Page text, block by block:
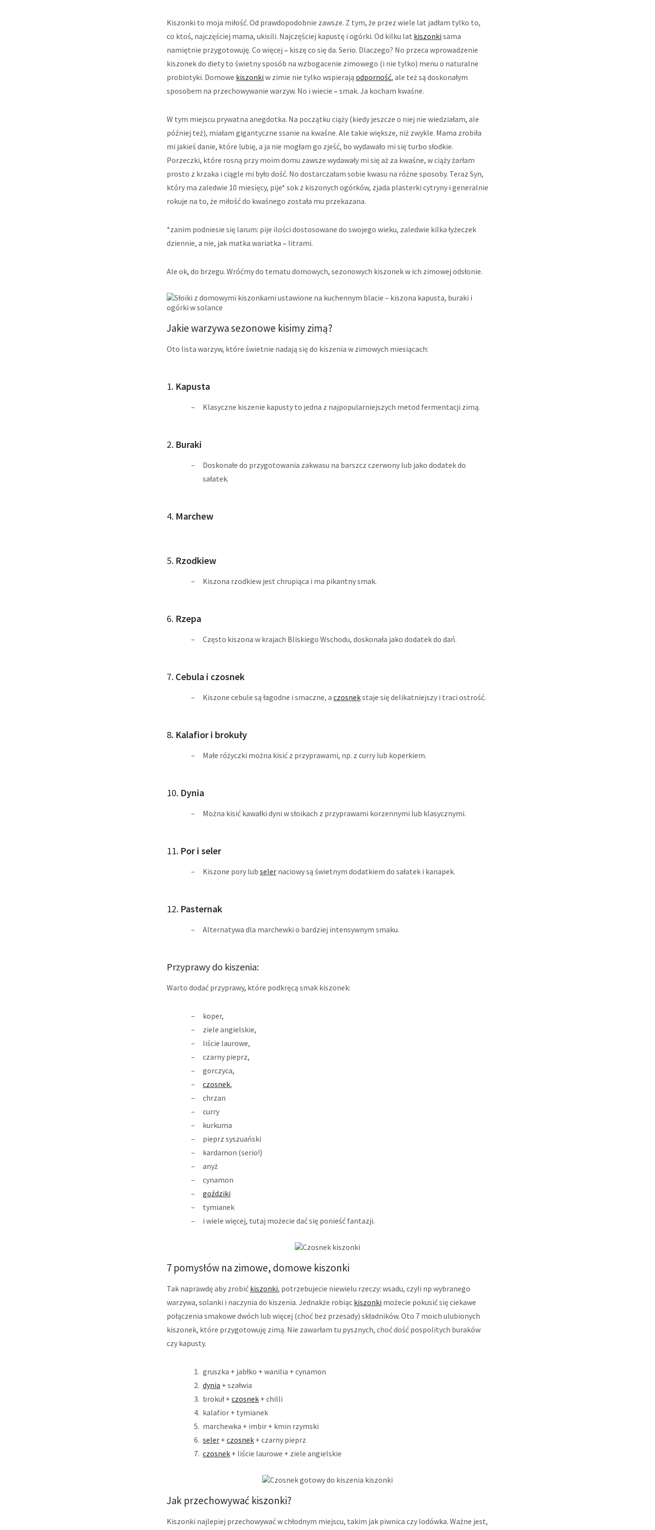
Kiszonki to moja miłość. Od prawdopodobnie zawsze. Z tym, że przez wiele lat jadłam tylko to,
co ktoś, najczęściej mama, ukisili. Najczęściej kapustę i ogórki. Od kilku lat kiszonki sama
namiętnie przygotowuję. Co więcej – kiszę co się da. Serio. Dlaczego? No przeca wprowadzenie
kiszonek do diety to świetny sposób na wzbogacenie zimowego (i nie tylko) menu o naturalne
probiotyki. Domowe kiszonki w zimie nie tylko wspierają odporność, ale też są doskonałym
sposobem na przechowywanie warzyw. No i wiecie – smak. Ja kocham kwaśne.
W tym miejscu prywatna anegdotka. Na początku ciąży (kiedy jeszcze o niej nie wiedziałam, ale
później też), miałam gigantyczne ssanie na kwaśne. Ale takie większe, niż zwykle. Mama zrobiła
mi jakieś danie, które lubię, a ja nie mogłam go zjeść, bo wydawało mi się turbo słodkie.
Porzeczki, które rosną przy moim domu zawsze wydawały mi się aż za kwaśne, w ciąży żarłam
prosto z krzaka i ciągle mi było dość. No dostarczałam sobie kwasu na różne sposoby. Teraz Syn,
który ma zaledwie 10 miesięcy, pije* sok z kiszonych ogórków, zjada plasterki cytryny i generalnie
rokuje na to, że miłość do kwaśnego została mu przekazana.
*zanim podniesie się larum: pije ilości dostosowane do swojego wieku, zaledwie kilka łyżeczek
dziennie, a nie, jak matka wariatka – litrami.
Ale ok, do brzegu. Wróćmy do tematu domowych, sezonowych kiszonek w ich zimowej odsłonie.
Jakie warzywa sezonowe kisimy zimą?
Oto lista warzyw, które świetnie nadają się do kiszenia w zimowych miesiącach:
1. Kapusta
Klasyczne kiszenie kapusty to jedna z najpopularniejszych metod fermentacji zimą.
2. Buraki
Doskonałe do przygotowania zakwasu na barszcz czerwony lub jako dodatek do
sałatek.
4. Marchew
5. Rzodkiew
Kiszona rzodkiew jest chrupiąca i ma pikantny smak.
6. Rzepa
Często kiszona w krajach Bliskiego Wschodu, doskonała jako dodatek do dań.
7. Cebula i czosnek
Kiszone cebule są łagodne i smaczne, a czosnekstaje się delikatniejszy i traci ostrość.
8. Kalafior i brokuły
Małe różyczki można kisić z przyprawami, np. z curry lub koperkiem.
10. Dynia
Można kisić kawałki dyni w słoikach z przyprawami korzennymi lub klasycznymi.
11. Por i seler
Kiszone pory lub seler naciowy są świetnym dodatkiem do sałatek i kanapek.
12. Pasternak
Alternatywa dla marchewki o bardziej intensywnym smaku.
Przyprawy do kiszenia:
Warto dodać przyprawy, które podkręcą smak kiszonek:
koper,
ziele angielskie,
liście laurowe,
czarny pieprz,
gorczyca,
czosnek,
chrzan
curry
kurkuma
pieprz syszuański
kardamon (serio!)
anyż
cynamon
goździki
tymianek
i wiele więcej, tutaj możecie dać się ponieść fantazji.
7 pomysłów na zimowe, domowe kiszonki
Tak naprawdę aby zrobić kiszonki, potrzebujecie niewielu rzeczy: wsadu, czyli np wybranego
warzywa, solanki i naczynia do kiszenia. Jednakże robiąc kiszonki możecie pokusić się ciekawe
połączenia smakowe dwóch lub więcej (choć bez przesady) składników. Oto 7 moich ulubionych
kiszonek, które przygotowuję zimą. Nie zawarłam tu pysznych, choć dość pospolitych buraków
czy kapusty.
gruszka + jabłko + wanilia + cynamon
dynia + szałwia
brokuł + czosnek + chilli
kalafior + tymianek
marchewka + imbir + kmin rzymski
seler + czosnek + czarny pieprz
czosnek + liście laurowe + ziele angielskie
Jak przechowywać kiszonki?
Kiszonki najlepiej przechowywać w chłodnym miejscu, takim jak piwnica czy lodówka. Ważne jest,